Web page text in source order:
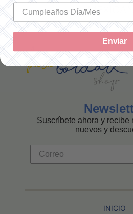
Suscríbete ahora y recibe
nuevos y
INICIO
Enviar